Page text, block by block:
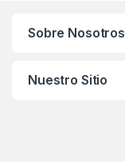
Sobre Nosotros
Nuestro Sitio